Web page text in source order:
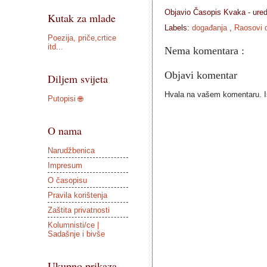
Objavio Časopis Kvaka -
Labels: događanja , Raosovi
Nema komentara :
Objavi komentar
Hvala na vašem komentaru.
Kutak za mlade
Poezija, priče,crtice
itd...
Diljem svijeta
Putopisi 🌐
O nama
Narudžbenica
Impresum
O časopisu
Pravila korištenja
Zaštita privatnosti
Kolumnisti/ce |
Sadašnje i bivše